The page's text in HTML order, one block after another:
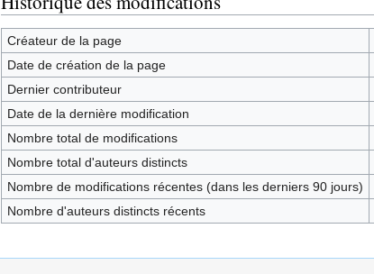
Créateur de la page
Date de création de la page
Dernier contributeur
Date de la dernière modification
Nombre total de modifications
Nombre total d'auteurs distincts
Nombre de modifications récentes (dans les derniers 90 jours)
Nombre d'auteurs distincts récents